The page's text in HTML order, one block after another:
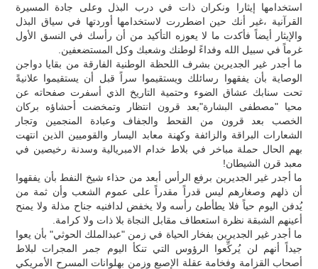
استخدامها إيثارا ونكران ذات في درب البذل وعلى جادة المسيرة
القرآنية ،غير أنك حين اضطررت لاستخدامها أوردتها في سياق البذل
والإيثار أيضاً فأكدت ما لا يعوزه التأكيد من أن رأسك في النسق الأول
غرماً في سبيل الله وفداءً لوطنك وشعبك وكل المستضعفين.
ما أجدر غير الجديرين بشرف اللحظة الوطنية الفارقة من بقايا دواجن
الوصاية بأن يفقهوا رسائلك ويستقيموا سراً قبل أن يستقيموا علانيةً
تحت سنابك عشاق الضوء وحتمية التاريخ الذي أسفرت صفحاته عن
محيا "مصطفى البشارة"بعد قرون انتظار وتمخضت أحشاؤه بركان
الخصب بعد قرون من القحط والجفاف وعبادة المنجمين وتجار
الشعارات البراقة والزائفة وكهنة معابد اليسار والقوميين الذين انتهت
بهم الحال حملة مباخر في بلاط خدام الامبريالية وسدنة رخيصين في
معبد قرن الشيطان!
ما أجدر غير الجديرين برفع الرأس أبعد من حذاء شيخ النفط بأن يفقهوا
أن ذلهم وصغارهم ليس قدراً مقدراً على عموم الشعب وأن ثمة من
يُدفن اليوم حياً فلا يطأطئ رأسه ولا يخفض لدافنيه جناح مذلة ولا يمنح
أعينهم الشبقة نظرة استعطاف مقابل النجاة بلا ذات ولا كرامة.
ما أجدر غير الجديرين بفخار الحياة في زمن "عبدالملك الحوثي" بأن يعوا
جيداً أنهم لن يُركِّعوا الرؤوس التي تنكأ اليوم جمر المجرات لبلاط
أصحاب القزامة وفخامة عقلة الإصبع وزمن بهلوانات المسرح الأمريكي